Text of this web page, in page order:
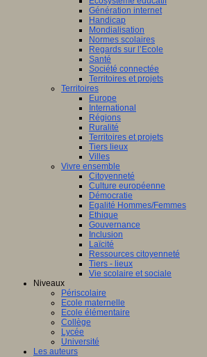
Génération internet
Handicap
Mondialisation
Normes scolaires
Regards sur l’Ecole
Santé
Société connectée
Territoires et projets
Territoires
Europe
International
Régions
Ruralité
Territoires et projets
Tiers lieux
Villes
Vivre ensemble
Citoyenneté
Culture européenne
Démocratie
Egalité Hommes/Femmes
Ethique
Gouvernance
Inclusion
Laïcité
Ressources citoyenneté
Tiers - lieux
Vie scolaire et sociale
Niveaux
Périscolaire
Ecole maternelle
Ecole élémentaire
Collège
Lycée
Université
Les auteurs